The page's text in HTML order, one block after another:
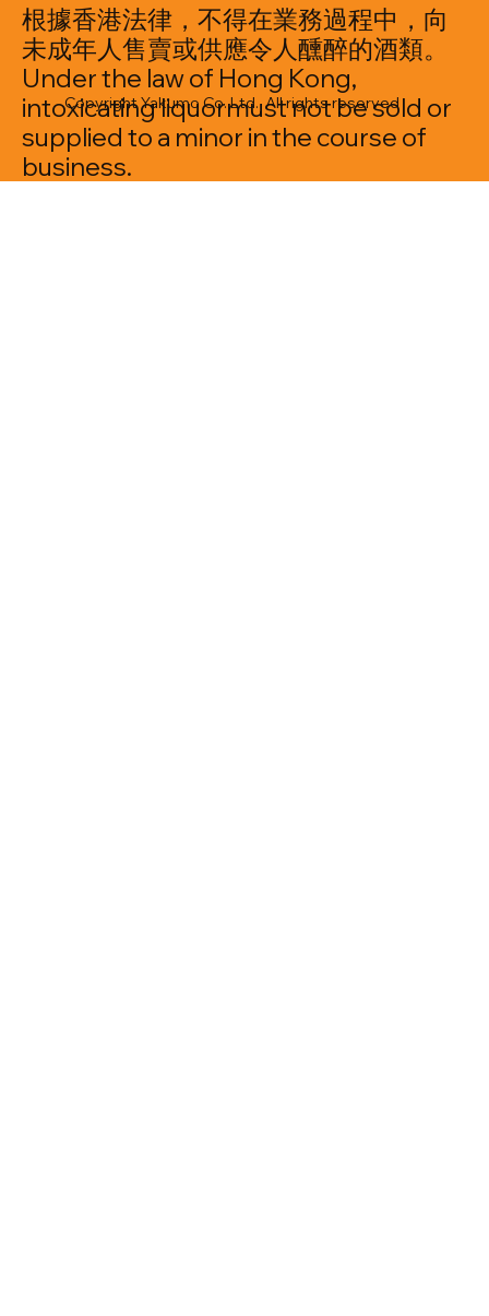
根據香港法律，不得在業務過程中，向
未成年人售賣或供應令人醺醉的酒類。
Under the law of Hong Kong,
intoxicating liquormust not be sold or
supplied to a minor in the course of
business.
Copyright Yakumo Co. Ltd. All rights reserved